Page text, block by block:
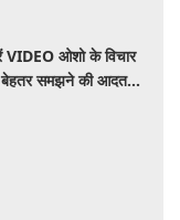
VIDEO ओशो के विचार
बेहतर समझने की आदत